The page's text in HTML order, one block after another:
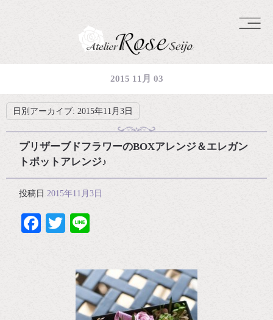
2015 11月 03
日別アーカイブ: 2015年11月3日
プリザーブドフラワーのBOXアレンジ＆エレガン
トポットアレンジ♪
投稿日 2015年11月3日
Facebook
Twitter